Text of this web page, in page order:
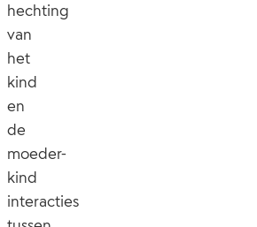
hechting
van
het
kind
en
de
moeder-
kind
interacties